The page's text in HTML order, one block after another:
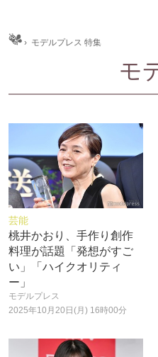
› モデルプレス 特集
モ
芸能
桃井かおり、手作り創作
料理が話題「発想がすご
い」「ハイクオリティ
ー」
モデルプレス
2025年10月20日(月) 16時00分